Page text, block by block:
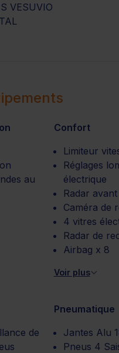
VESUVIO
au
Confort
Limiteur
Réglages
électrique
Radar avant
Caméra de
4 vitres
Radar de
Airbag x 8
Voir plus
de
Pneumatique
Jantes Alu
Pneus 4